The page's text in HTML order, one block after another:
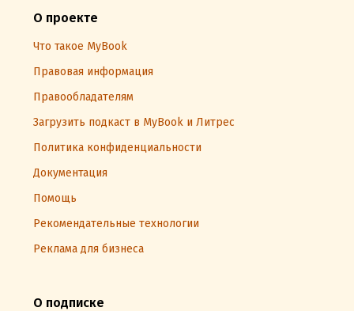
О проекте
Что такое MyBook
Правовая информация
Правообладателям
Загрузить подкаст в MyBook и Литрес
Политика конфиденциальности
Документация
Помощь
Рекомендательные технологии
Реклама для бизнеса
О подписке